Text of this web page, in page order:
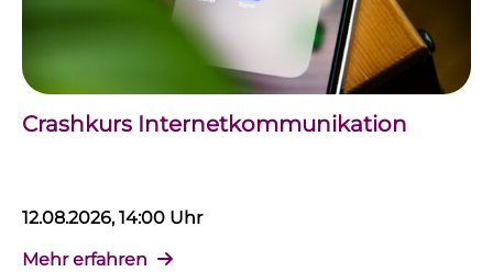
Crashkurs Internetkommunikation
12.08.2026, 14:00 Uhr
Mehr erfahren